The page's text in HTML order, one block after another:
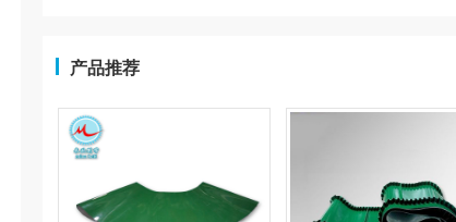
产品推荐